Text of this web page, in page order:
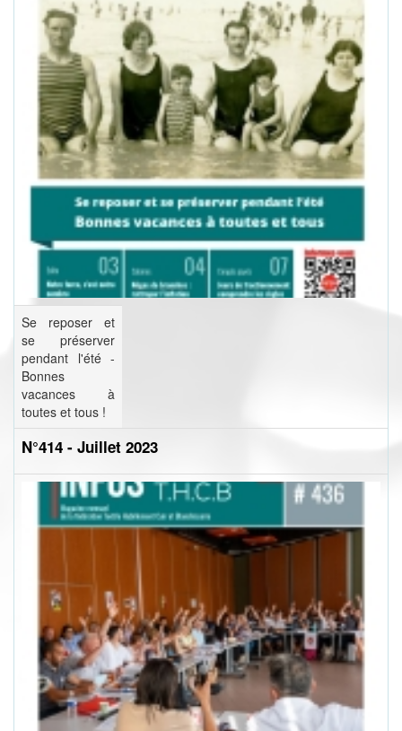
Se reposer et
se préserver
pendant l'été -
Bonnes
vacances à
toutes et tous !
N°414 - Juillet 2023